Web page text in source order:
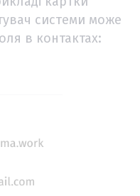
системи може
в контактах: